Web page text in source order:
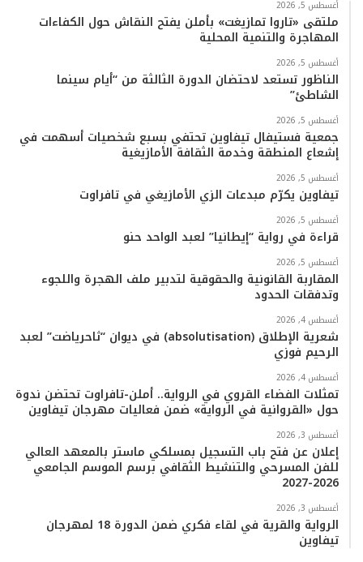
ب
و
ك
ر
ب
ت
ر
م
k
س
ب
أغسطس 5, 2026
ملتقى «تاروا تمازيغت» بأملن يفتح النقاش حول الكفاءات
المهاجرة والتنمية المحلية
أغسطس 5, 2026
الناظور تستعد لاحتضان الدورة الثالثة من “أيام سينما
الشاطئ”
أغسطس 5, 2026
جمعية فستيفال تيفاوين تحتفي بسبع شخصيات أسهمت في
إشعاع المنطقة وخدمة الثقافة الأمازيغية
أغسطس 5, 2026
تيفاوين يكرّم مبدعات الزي الأمازيغي في تافراوت
أغسطس 5, 2026
قراءة في رواية “إيطانيا” لعبد الواحد حنو
أغسطس 5, 2026
المقاربة القانونية والحقوقية لتدبير ملف الهجرة واللجوء
وتدفقات الحدود
أغسطس 4, 2026
شعرية الإطلاق (absolutisation) في ديوان “ثاحرياضت” لعبد
الرحيم فوزي
أغسطس 4, 2026
تمثلات الفضاء القروي في الرواية.. أملن-تافراوت تحتضن ندوة
حول «القروانية في الرواية» ضمن فعاليات مهرجان تيفاوين
أغسطس 3, 2026
إعلان عن فتح باب التسجيل بمسلكي ماستر بالمعهد العالي
للفن المسرحي والتنشيط الثقافي برسم الموسم الجامعي
2026-2027
أغسطس 3, 2026
الرواية والقرية في لقاء فكري ضمن الدورة 18 لمهرجان
تيفاوين